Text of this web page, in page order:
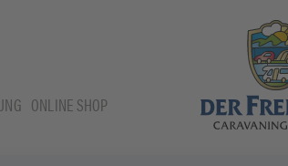
ONLINE SHOP